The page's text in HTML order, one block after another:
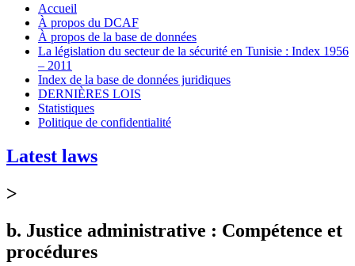
Accueil
À propos du DCAF
À propos de la base de données
La législation du secteur de la sécurité en Tunisie : Index 1956
– 2011
Index de la base de données juridiques
DERNIÈRES LOIS
Statistiques
Politique de confidentialité
Latest laws
>
b. Justice administrative : Compétence et
procédures